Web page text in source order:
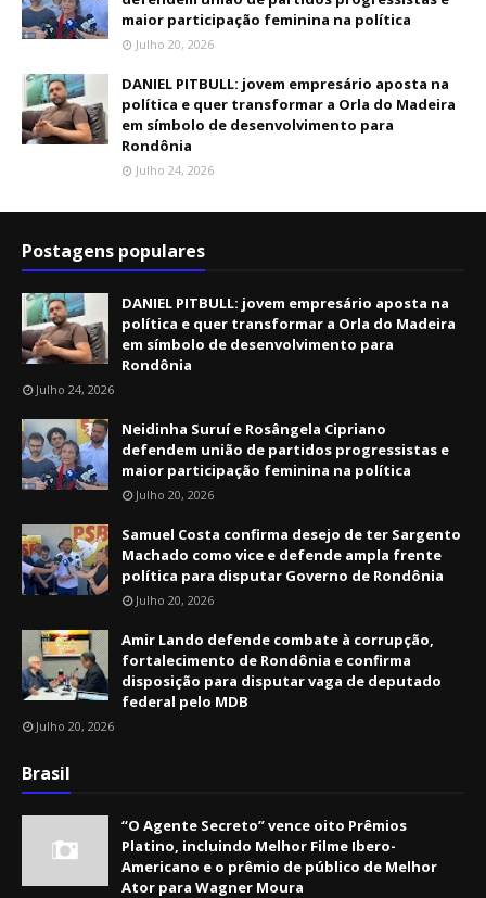
maior participação feminina na política
Julho 20, 2026
DANIEL PITBULL: jovem empresário aposta na
política e quer transformar a Orla do Madeira
em símbolo de desenvolvimento para
Rondônia
Julho 24, 2026
Postagens populares
DANIEL PITBULL: jovem empresário aposta na
política e quer transformar a Orla do Madeira
em símbolo de desenvolvimento para
Rondônia
Julho 24, 2026
Neidinha Suruí e Rosângela Cipriano
defendem união de partidos progressistas e
maior participação feminina na política
Julho 20, 2026
Samuel Costa confirma desejo de ter Sargento
Machado como vice e defende ampla frente
política para disputar Governo de Rondônia
Julho 20, 2026
Amir Lando defende combate à corrupção,
fortalecimento de Rondônia e confirma
disposição para disputar vaga de deputado
federal pelo MDB
Julho 20, 2026
Brasil
“O Agente Secreto” vence oito Prêmios
Platino, incluindo Melhor Filme Ibero-
Americano e o prêmio de público de Melhor
Ator para Wagner Moura